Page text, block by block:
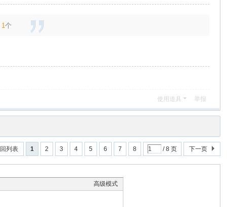
1个
使用道具 举报
1 2 3 4 5 6 7 8 / 8 页 下一页
列表
高级模式